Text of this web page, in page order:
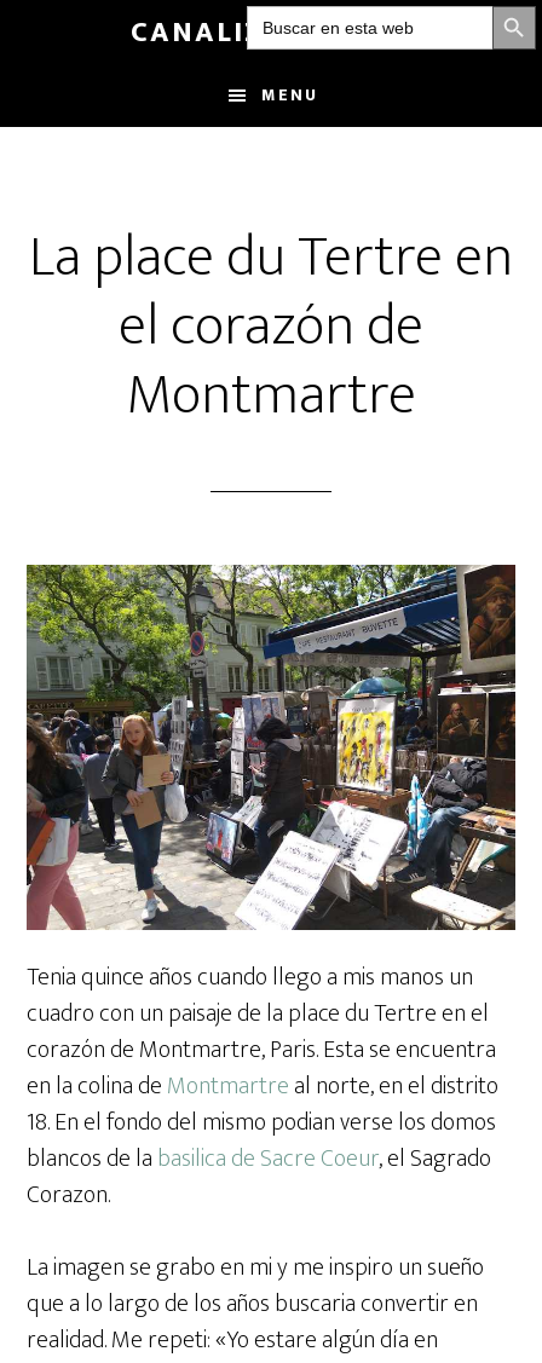
Buscar:
content
CANALIZANDOLUZ
MENU
La place du Tertre en
el corazón de
Montmartre
Tenia quince años cuando llego a mis manos un
cuadro con un paisaje de la place du Tertre en el
corazón de Montmartre, Paris. Esta se encuentra
en la colina deMontmartreal norte, en el distrito
18. En el fondo del mismo podian verse los domos
blancos de la basilica de Sacre Coeur, el Sagrado
Corazon.
La imagen se grabo en mi y me inspiro un sueño
que a lo largo de los años buscaria convertir en
realidad. Me repeti: «Yo estare algún día en